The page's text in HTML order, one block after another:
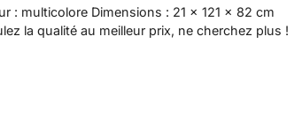
: multicolore Dimensions : 21 x 121 x 82 cm
la qualité au meilleur prix, ne cherchez plus !